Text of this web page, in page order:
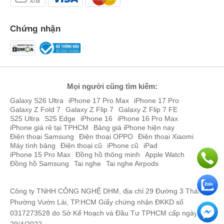
Điều đặc biệt nhất trêniPad Air 5 2022 5G + Wifi 256GB
Apple cải tiến đó chính là camera Selfie siêu rộng có độ phân giải
12MP hỗ các tính năng Live Photos, Quay video HD, các cuộc gọi
Facetime chất lượng sắc nét hơn.
iPad Air 5 2022 5G + Wifi 256GB có hiệu năng mạnh mẽ:
là sử dụng con chip M1 siêu mạnh mẽ cùng RAM 8GB, CPU của
máy mạnh hơn 60% so với thế hệ tiền nhiệm và 16 nhân Neural
Engine mang lại hiệu năng "cực khủng" chính vì vậyiPad Air 5
2022 5G + Wifi 256GBđược đặt lên "bàn cân" so sánh vớiiPad
Chứng nhận
Mọi người cũng tìm kiếm:
Galaxy S26 Ultra iPhone 17 Pro Max
iPhone 17 Pro
Galaxy Z Fold 7
Galaxy Z Flip 7
Galaxy Z Flip 7 FE
S25 Ultra
S25 Edge iPhone 16
iPhone 16 Pro Max
iPhone giá rẻ tại TPHCM
Bảng giá iPhone hiện nay
Điện thoại Samsung
Điện thoại OPPO
Điện thoại Xiaomi
Máy tính bảng
Điện thoại cũ iPhone cũ
iPad
iPhone 15 Pro Max
Đồng hồ thông minh
Apple Watch
Đồng hồ Samsung
Tai nghe Tai nghe Airpods
Công ty TNHH CÔNG NGHỆ DHM, địa chỉ 29 Đường 3 Tháng 2,
Phường Vườn Lài, TP.HCM Giấy chứng nhận ĐKKD số
0317273528 do Sở Kế Hoạch và Đầu Tư TPHCM cấp ngày